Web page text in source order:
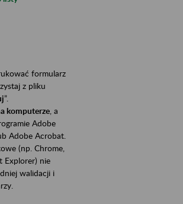
formularz
z pliku
”.
komputerze , a
Adobe
Adobe Acrobat.
(np. Chrome,
Explorer) nie
walidacji i